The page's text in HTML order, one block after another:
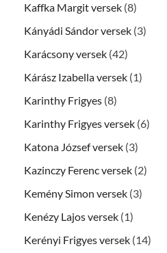
Kaffka Margit versek (8)
Kányádi Sándor versek (3)
Karácsony versek (42)
Kárász Izabella versek (1)
Karinthy Frigyes (8)
Karinthy Frigyes versek (6)
Katona József versek (3)
Kazinczy Ferenc versek (2)
Kemény Simon versek (3)
Kenézy Lajos versek (1)
Kerényi Frigyes versek (14)